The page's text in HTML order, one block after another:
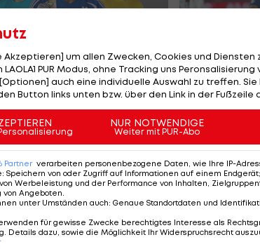
teuersten ÖFB-
der
Wechsel
Premier
Akzeptieren] um allen Zwecken, Cookies und Diensten
PUR Modus, ohne Tracking uns
auch eine individuelle Auswahl zu treffen. Sie
Button links unten bzw. über den Link in der Fußzeile
NUR NOTWENDIGE
Weiter mit PUR-Abo
Partner verarbeiten personenbezogene Daten, wie Ihre IP-
: Speichern von oder Zugriff auf Informationen auf einem
Werbeleistung und der Performance von Inhalten,
von Angeboten.
unter Umständen auch: Genaue Standortdaten und
für gewisse Zwecke berechtigtes Interesse als
Details dazu, sowie die Möglichkeit Ihr Widerspruchsrecht